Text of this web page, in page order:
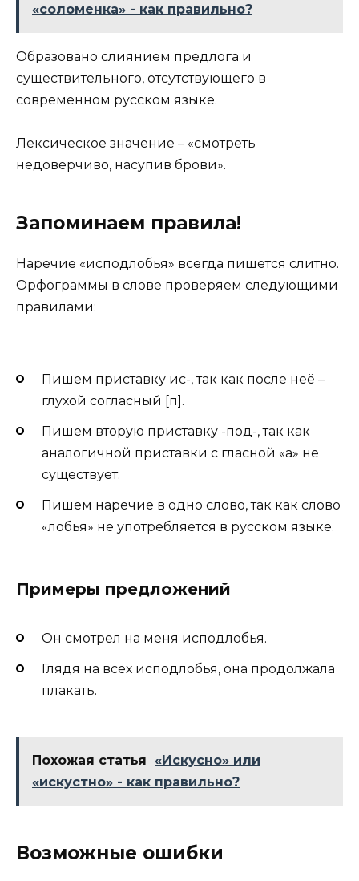
«соломенка» - как правильно?
Образовано слиянием предлога и
существительного, отсутствующего в
современном русском языке.
Лексическое значение – «смотреть
недоверчиво, насупив брови».
Запоминаем правила!
Наречие «исподлобья» всегда пишется слитно.
Орфограммы в слове проверяем следующими
правилами:
Пишем приставку ис-, так как после неё –
глухой согласный [п].
Пишем вторую приставку -под-, так как
аналогичной приставки с гласной «а» не
существует.
Пишем наречие в одно слово, так как слово
«лобья» не употребляется в русском языке.
Примеры предложений
Он смотрел на меня исподлобья.
Глядя на всех исподлобья, она продолжала
плакать.
Похожая статья
«Искусно» или
«искустно» - как правильно?
Возможные ошибки